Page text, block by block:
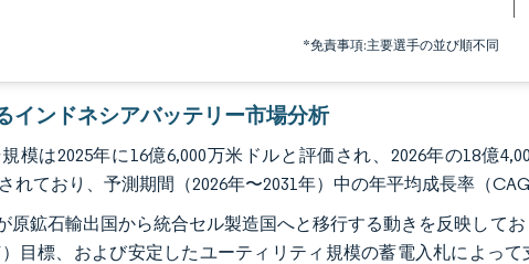
*免責事項:主要選手の並び順不同
ンドネシアバッテリー市場分析
模は2025年に16億6,000万米ドルと評価され、2026年の18億
れており、予測期間（2026年〜2031年）中の年平均成長率（
原鉱石輸出国から統合セル製造国へと移行する動きを反映して
目標、および安定したユーティリティ規模の蓄電入札によって